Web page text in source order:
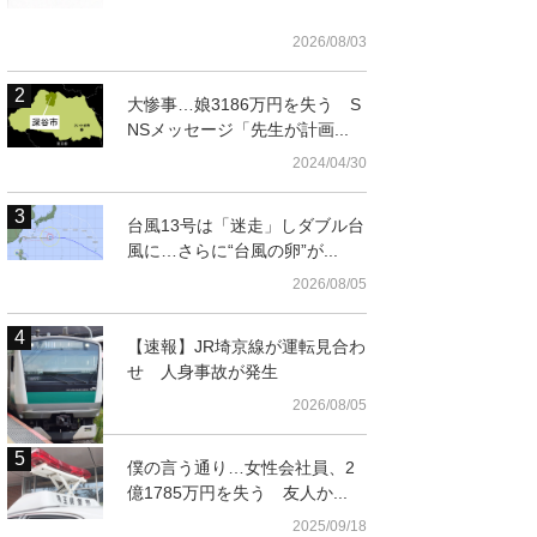
2026/08/03
大惨事…娘3186万円を失う S
NSメッセージ「先生が計画...
2024/04/30
台風13号は「迷走」しダブル台
風に…さらに“台風の卵”が...
2026/08/05
【速報】JR埼京線が運転見合わ
せ 人身事故が発生
2026/08/05
僕の言う通り…女性会社員、2
億1785万円を失う 友人か...
2025/09/18